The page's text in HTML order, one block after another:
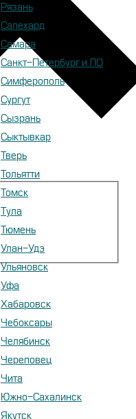
Рязань
Салехард
Самара
Санкт-Петербург и ЛО
Симферополь
Сургут
Сызрань
Сыктывкар
Тверь
Тольятти
Томск
Тула
Тюмень
Улан-Удэ
Ульяновск
Уфа
Хабаровск
Чебоксары
Челябинск
Череповец
Чита
Южно-Сахалинск
Якутск